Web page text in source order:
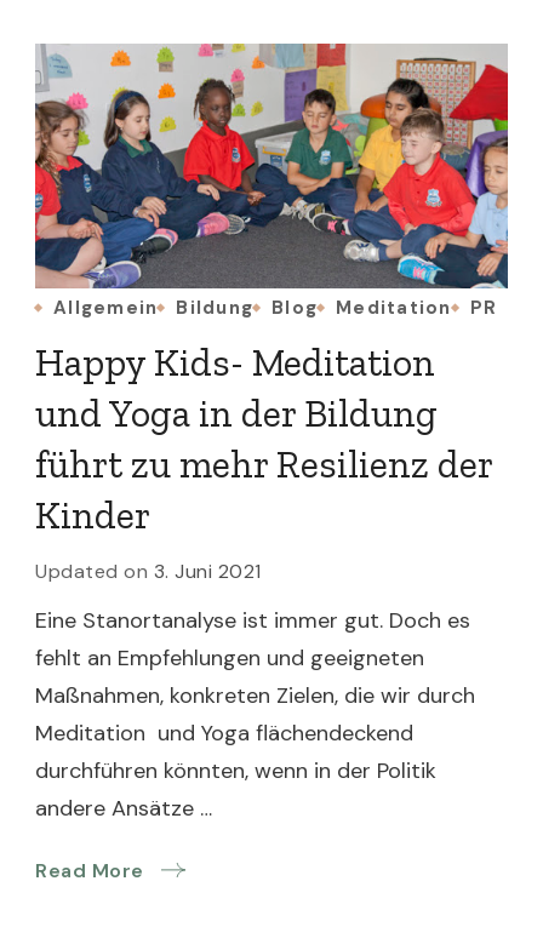
Allgemein Bildung Blog Meditation PR
Happy Kids- Meditation
und Yoga in der Bildung
führt zu mehr Resilienz der
Kinder
Updated on 3. Juni 2021
Eine Stanortanalyse ist immer gut. Doch es
fehlt an Empfehlungen und geeigneten
Maßnahmen, konkreten Zielen, die wir durch
Meditation und Yoga flächendeckend
durchführen könnten, wenn in der Politik
andere Ansätze …
Read More